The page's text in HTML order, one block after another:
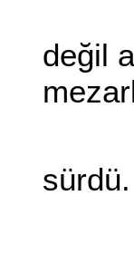
-
değil
-Şu